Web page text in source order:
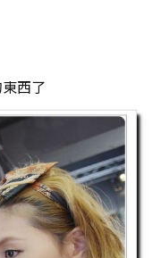
西了